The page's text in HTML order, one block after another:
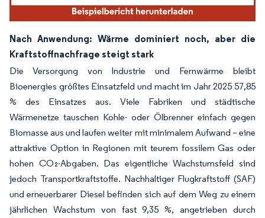
Nach Anwendung: Wärme dominiert noch, aber die
Kraftstoffnachfrage steigt stark
Die Versorgung von Industrie und Fernwärme bleibt
Bioenergies größtes Einsatzfeld und macht im Jahr 2025 57,85
% des Einsatzes aus. Viele Fabriken und städtische
Wärmenetze tauschen Kohle- oder Ölbrenner einfach gegen
Biomasse aus und laufen weiter mit minimalem Aufwand – eine
attraktive Option in Regionen mit teurem fossilem Gas oder
hohen CO₂-Abgaben. Das eigentliche Wachstumsfeld sind
jedoch Transportkraftstoffe. Nachhaltiger Flugkraftstoff (SAF)
und erneuerbarer Diesel befinden sich auf dem Weg zu einem
jährlichen Wachstum von fast 9,35 %, angetrieben durch